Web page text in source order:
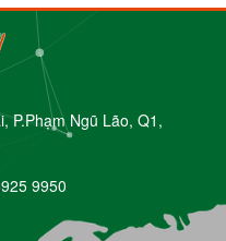
P.Phạm Ngũ Lão, Q1,
9950